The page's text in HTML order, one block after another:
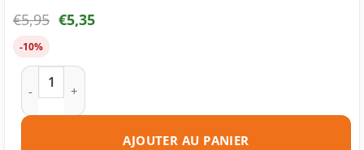
€5,95 €5,35
-10%
quantité de Cartouche d'encre compatible Canon CLI-526C
AJOUTER AU PANIER